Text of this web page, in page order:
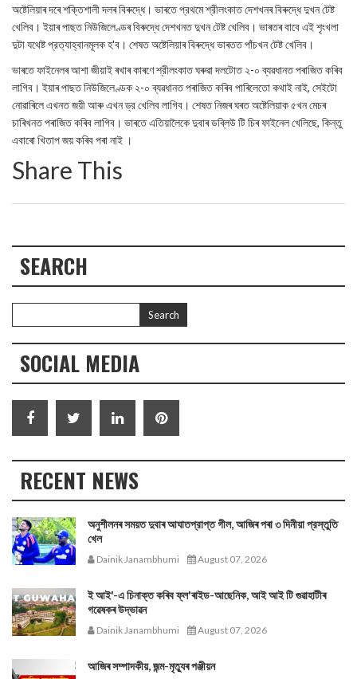
অষ্টেলিয়াৰ দৰে শক্তিশালী দলৰ বিৰুদ্ধে। ভাৰতে প্রথমে শ্রীলংকাত দেশখনৰ বিৰুদ্ধে দুখন টেষ্ট
খেলিব। ইয়াৰ পাছত নিউজিলেণ্ডৰ বিৰুদ্ধে দেশখনত দুখন টেষ্ট খেলিব। ভাৰতৰ বাবে এই শৃংখলা
দুটা যথেষ্ট প্রত্যাহ্বানমূলক হ'ব। শেষত অষ্টেলিয়াৰ বিৰুদ্ধে ভাৰতত পাঁচখন টেষ্ট খেলিব।
ভাৰতে ফাইনেলৰ আশা জীয়াই ৰখাৰ কাৰণে শ্রীলংকাত ঘৰুৱা দলটোত ২-০ ব্যৱধানত পৰাজিত কৰিব
লাগিব। ইয়াৰ পাছত নিউজিলেণ্ডক ২-০ ব্যৱধানত পৰাজিত কৰিব পাৰিলেতো কথাই নাই, সেইটো
নোৱাৰিলে এখনত জয়ী আৰু এখন ড্র খেলিব লাগিব। শেষত নিজৰ ঘৰত অষ্টেলিয়াক ৫খন মেচৰ
চাৰিখনত পৰাজিত কৰিব লাগিব। ভাৰতে এতিয়ালৈকে দুবাৰ ডব্লিউ টি চিৰ ফাইনেল খেলিছে, কিন্তু
এবাৰো খিতাপ জয় কৰিব পৰা নাই ।
Share This
SEARCH
SOCIAL MEDIA
RECENT NEWS
অনুশীলনৰ সময়ত দুবাৰ আঘাতপ্রাপ্ত গীল, আজিৰ পৰা ৩ দিনীয়া প্রস্তুতি
খেল
Dainik Janambhumi August 07, 2026
ই আই'-এ চিনাক্ত কৰিব ফ্ল'ৰাইড-আছেনিক, আই আই টি গুৱাহাটীৰ
গৱেষকৰ উদ্ভাৱন
Dainik Janambhumi August 07, 2026
আজিৰ সম্পাদকীয়, জন্ম-মৃত্যুৰ পঞ্জীয়ন